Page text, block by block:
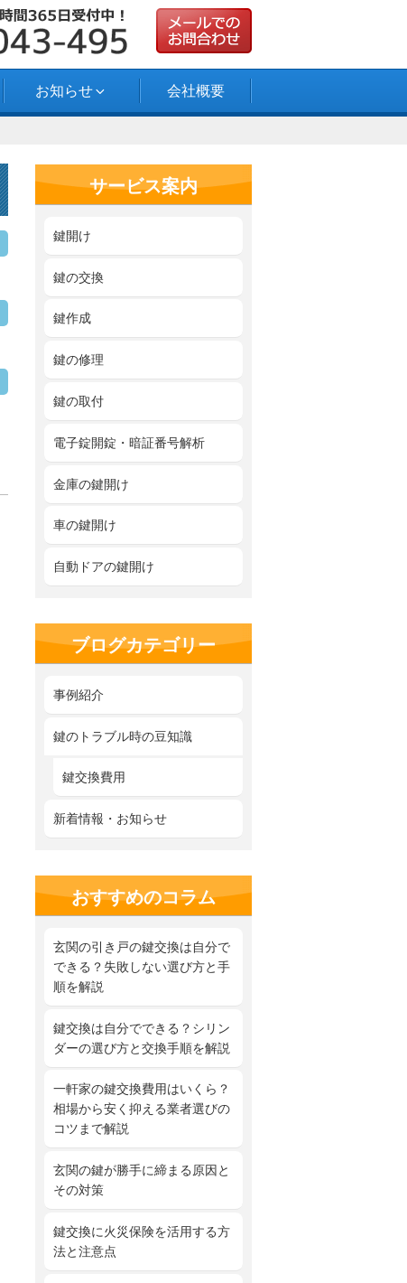
お知らせ 会社概要
サービス案内
鍵開け
鍵の交換
鍵作成
鍵の修理
鍵の取付
電子錠開錠・暗証番号解析
金庫の鍵開け
車の鍵開け
自動ドアの鍵開け
ブログカテゴリー
事例紹介
鍵のトラブル時の豆知識
鍵交換費用
新着情報・お知らせ
おすすめのコラム
玄関の引き戸の鍵交換は自分で
できる？失敗しない選び方と手
順を解説
鍵交換は自分でできる？シリン
ダーの選び方と交換手順を解説
一軒家の鍵交換費用はいくら？
相場から安く抑える業者選びの
コツまで解説
玄関の鍵が勝手に締まる原因と
その対策
鍵交換に火災保険を活用する方
法と注意点